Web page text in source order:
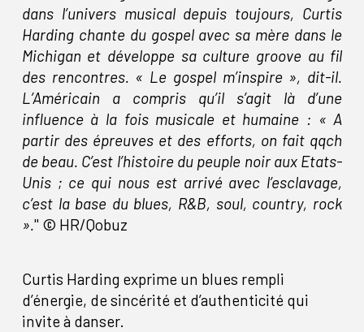
dans l’univers musical depuis toujours, Curtis
Harding chante du gospel avec sa mère dans le
Michigan et développe sa culture groove au fil
des rencontres. « Le gospel m’inspire », dit-il.
L’Américain a compris qu’il s’agit là d’une
influence à la fois musicale et humaine : « A
partir des épreuves et des efforts, on fait qqch
de beau. C’est l’histoire du peuple noir aux Etats-
Unis ; ce qui nous est arrivé avec l’esclavage,
c’est la base du blues, R&B, soul, country, rock
»." © HR/Qobuz
Curtis Harding exprime un blues rempli
d’énergie, de sincérité et d’authenticité qui
invite à danser.